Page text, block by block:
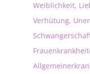
Weiblichkeit,
Verhütung,